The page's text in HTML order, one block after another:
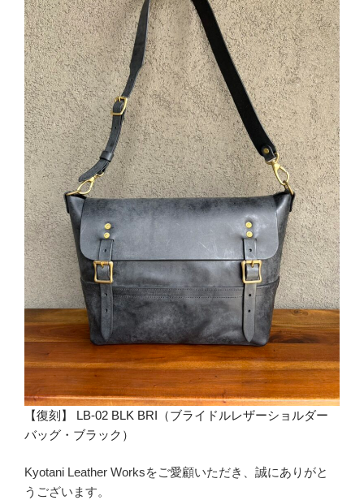
【復刻】 LB-02 BLK BRI（ブライドルレザーショルダー
バッグ・ブラック）
Kyotani Leather Worksをご愛顧いただき、誠にありがと
うございます。